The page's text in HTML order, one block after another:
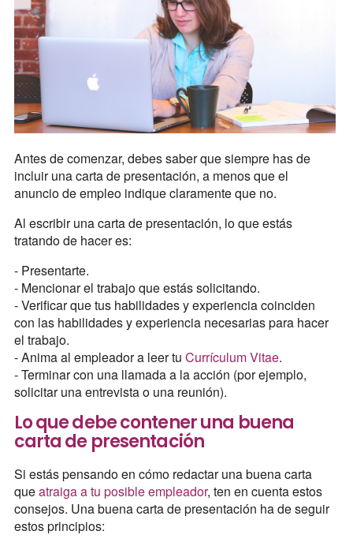
Antes de comenzar, debes saber que siempre has de
incluir una carta de presentación, a menos que el
anuncio de empleo indique claramente que no.
Al escribir una carta de presentación, lo que estás
tratando de hacer es:
- Presentarte.
- Mencionar el trabajo que estás solicitando.
- Verificar que tus habilidades y experiencia coinciden
con las habilidades y experiencia necesarias para hacer
el trabajo.
- Anima al empleador a leer tu Currículum Vitae.
- Terminar con una llamada a la acción (por ejemplo,
solicitar una entrevista o una reunión).
Lo que debe contener una buena
carta de presentación
Si estás pensando en cómo redactar una buena carta
queatraiga a tu posible empleador, ten en cuenta estos
consejos. Una buena carta de presentación ha de seguir
estos principios: